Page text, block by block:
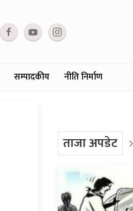
सम्पादकीय नीति निर्माण
ताजा अपडेट